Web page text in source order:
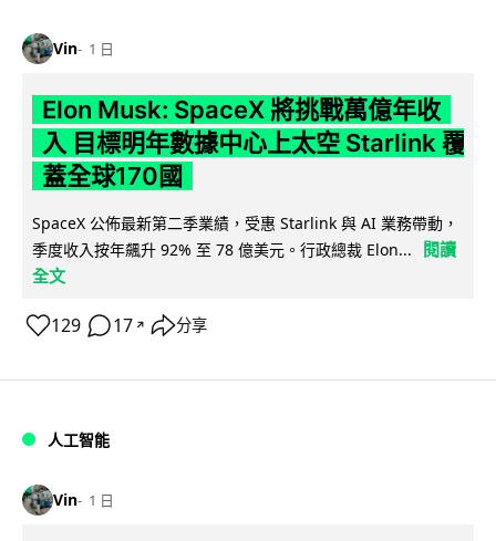
Vin 1 日
Elon Musk: SpaceX 將挑戰萬億年收
入 目標明年數據中心上太空 Starlink 覆
蓋全球170國
SpaceX 公佈最新第二季業績，受惠 Starlink 與 AI 業務帶動，
季度收入按年飆升 92% 至 78 億美元。行政總裁 Elon...
閱讀
全文
129 17 ↗ 分享
人工智能
Vin 1 日